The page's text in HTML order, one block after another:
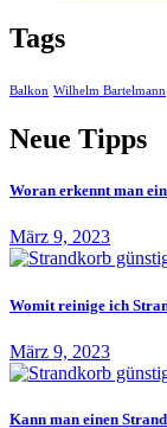
Tags
Balkon Wilhelm Bartelmann
Neue Tipps
Woran erkennt man
März 9, 2023
Womit reinige ich
März 9, 2023
Kann man einen